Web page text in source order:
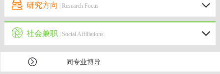
研究方向 | Research Focus
社会兼职 | Social Affiliations
同专业博导